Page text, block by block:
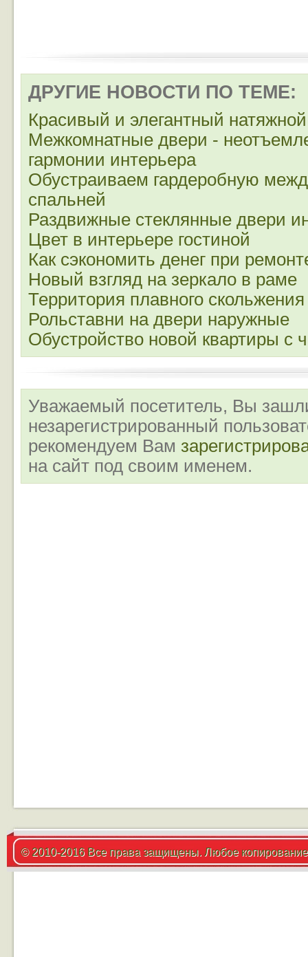
ДРУГИЕ НОВОСТИ ПО ТЕМЕ:
Красивый и элегантный натяжной
Межкомнатные двери -
гармонии интерьера
Обустраиваем гардеробную
спальней
Раздвижные стеклянные двери
Цвет в интерьере гостиной
Как сэкономить денег при
Новый взгляд на зеркало в раме
Территория плавного скольжения
Рольставни на двери наружные
Обустройство новой квартиры с
Уважаемый посетитель, Вы
незарегистрированный
рекомендуем Вам
на сайт под своим именем.
© 2010-2016 Все права защищены. Любое